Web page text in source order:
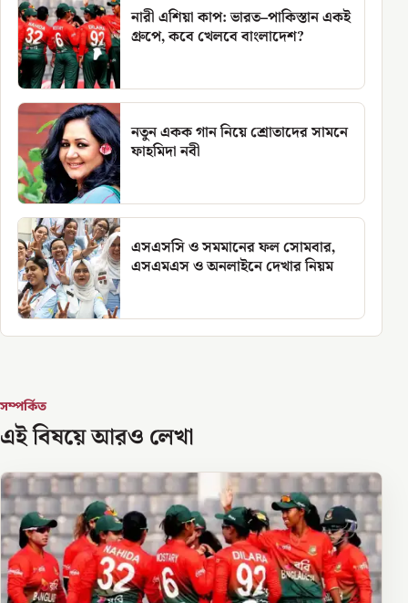
নারী এশিয়া কাপ: ভারত–পাকিস্তান একই
গ্রুপে, কবে খেলবে বাংলাদেশ?
নতুন একক গান নিয়ে শ্রোতাদের সামনে
ফাহমিদা নবী
এসএসসি ও সমমানের ফল সোমবার,
এসএমএস ও অনলাইনে দেখার নিয়ম
সম্পর্কিত
এই বিষয়ে আরও লেখা